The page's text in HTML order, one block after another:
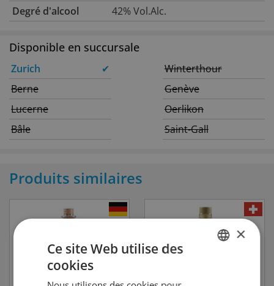
Degré d'alcool
42% Vol.Alc.
Disponible en succursale
Zurich
✔
Berne
Lucerne
Bâle
Winterthour
Genève
Oerlikon
Saint-Gall
Produits similaires
×
Ce site Web utilise des
cookies